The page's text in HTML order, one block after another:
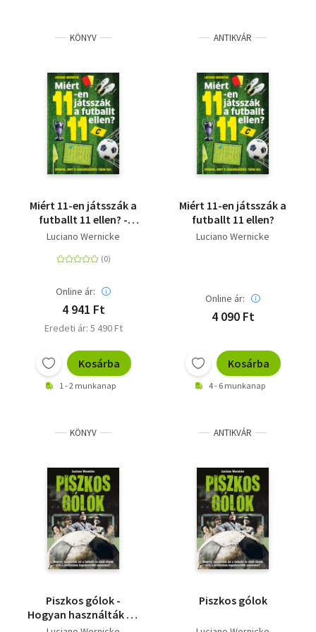
KÖNYV
Miért 11-en játsszák a
futballt 11 ellen? -
Minden, amit a
kell
Luciano Wernicke
Online ár:
4 941 Ft
Eredeti ár: 5 490 Ft
Kosárba
1 - 2 munkanap
ANTIKVÁR
Miért 11-en játsszák a
futballt 11 ellen?
Luciano Wernicke
Online ár:
4 090 Ft
Kosárba
4 - 6 munkanap
KÖNYV
Piszkos gólok -
Hogyan használták fel
a futballt és éltek
ANTIKVÁR
Piszkos gólok